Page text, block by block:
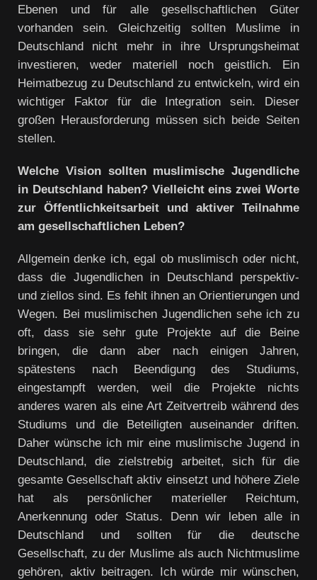
Ebenen und für alle gesellschaftlichen Güter
vorhanden sein. Gleichzeitig sollten Muslime in
Deutschland nicht mehr in ihre Ursprungsheimat
investieren, weder materiell noch geistlich. Ein
Heimatbezug zu Deutschland zu entwickeln, wird ein
wichtiger Faktor für die Integration sein. Dieser
großen Herausforderung müssen sich beide Seiten
stellen.
Welche Vision sollten muslimische Jugendliche
in Deutschland haben? Vielleicht eins zwei Worte
zur Öffentlichkeitsarbeit und aktiver Teilnahme
am gesellschaftlichen Leben?
Allgemein denke ich, egal ob muslimisch oder nicht,
dass die Jugendlichen in Deutschland perspektiv-
und ziellos sind. Es fehlt ihnen an Orientierungen und
Wegen. Bei muslimischen Jugendlichen sehe ich zu
oft, dass sie sehr gute Projekte auf die Beine
bringen, die dann aber nach einigen Jahren,
spätestens nach Beendigung des Studiums,
eingestampft werden, weil die Projekte nichts
anderes waren als eine Art Zeitvertreib während des
Studiums und die Beteiligten auseinander driften.
Daher wünsche ich mir eine muslimische Jugend in
Deutschland, die zielstrebig arbeitet, sich für die
gesamte Gesellschaft aktiv einsetzt und höhere Ziele
hat als persönlicher materieller Reichtum,
Anerkennung oder Status. Denn wir leben alle in
Deutschland und sollten für die deutsche
Gesellschaft, zu der Muslime als auch Nichtmuslime
gehören, aktiv beitragen. Ich würde mir wünschen,